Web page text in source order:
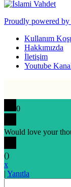
Proudly powered by
Kullanım
Hakkımızda
İletişim
Youtube
0
Would love your
()
x
Yanıtla